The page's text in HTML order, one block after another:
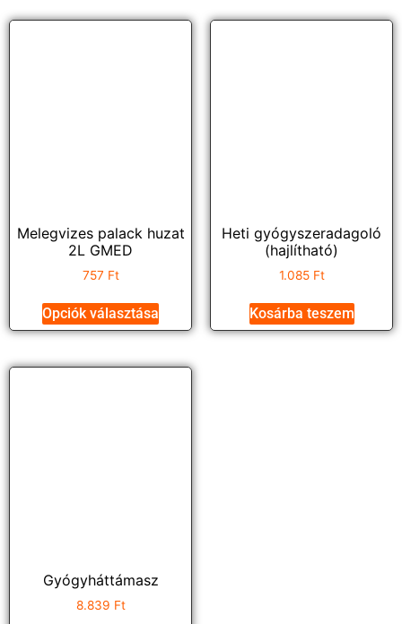
Melegvizes palack huzat
2L GMED
757 Ft
Opciók választása
Heti gyógyszeradagoló
(hajlítható)
1.085 Ft
Kosárba teszem
Gyógyháttámasz
8.839 Ft